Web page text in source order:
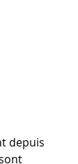
depuis